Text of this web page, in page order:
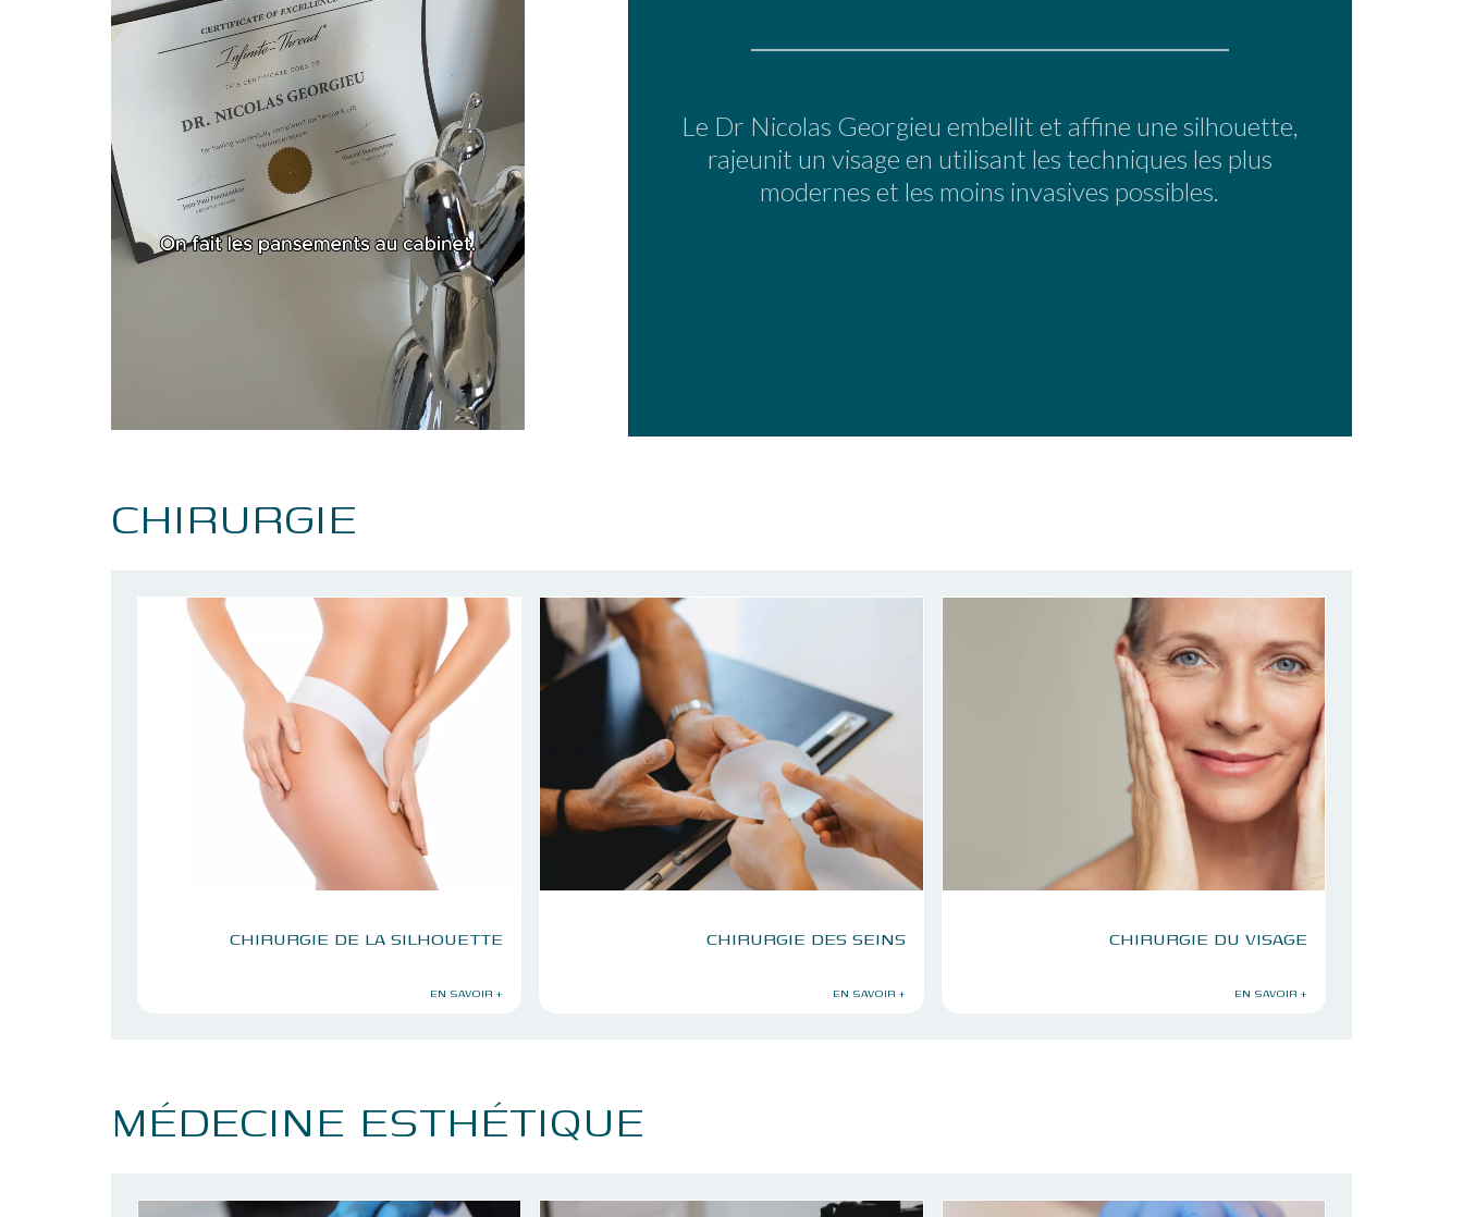
Le Dr Nicolas Georgieu embellit et affine une silhouette,
rajeunit un visage en utilisant les techniques les plus
modernes et les moins invasives possibles.
CHIRURGIE
CHIRURGIE DE LA SILHOUETTE
EN SAVOIR +
CHIRURGIE DES SEINS
EN SAVOIR +
CHIRURGIE DU VISAGE
EN SAVOIR +
MÉDECINE ESTHÉTIQUE